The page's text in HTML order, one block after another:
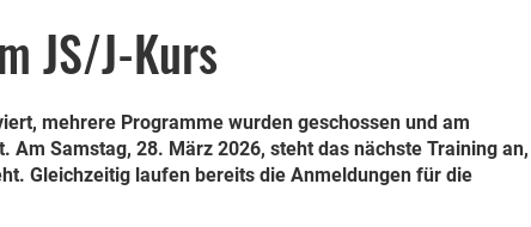
JS/J-Kurs
mehrere Programme wurden geschossen und am
Samstag, 28. März 2026, steht das nächste Training an,
Gleichzeitig laufen bereits die Anmeldungen für die